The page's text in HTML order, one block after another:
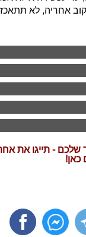
אחריה, לא
שלכם - תייגו את
כאן!